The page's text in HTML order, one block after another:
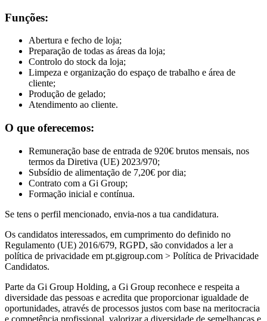
Funções:
Abertura e fecho de loja;
Preparação de todas as áreas da loja;
Controlo do stock da loja;
Limpeza e organização do espaço de trabalho e área de
cliente;
Produção de gelado;
Atendimento ao cliente.
O que oferecemos:
Remuneração base de entrada de 920€ brutos mensais, nos
termos da Diretiva (UE) 2023/970;
Subsídio de alimentação de 7,20€ por dia;
Contrato com a Gi Group;
Formação inicial e contínua.
Se tens o perfil mencionado, envia-nos a tua candidatura.
Os candidatos interessados, em cumprimento do definido no
Regulamento (UE) 2016/679, RGPD, são convidados a ler a
política de privacidade em pt.gigroup.com > Política de Privacidade
Candidatos.
Parte da Gi Group Holding, a Gi Group reconhece e respeita a
diversidade das pessoas e acredita que proporcionar igualdade de
oportunidades, através de processos justos com base na meritocracia
e competência profissional, valorizar a diversidade de semelhanças e